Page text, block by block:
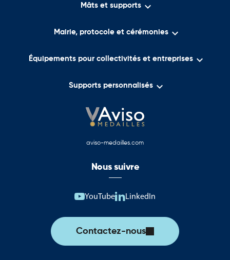
Mâts et supports 
Mairie, protocole et cérémonies 
Équipements pour collectivités et entreprises 
Supports personnalisés 
aviso-medailles.com
Nous suivre
YouTube LinkedIn
Contactez-nous